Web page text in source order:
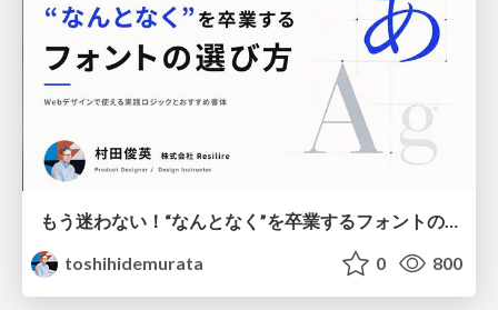
もう迷わない！“なんとなく”を卒業するフォントの選び方【村田俊英】
toshihidemurata
0 800